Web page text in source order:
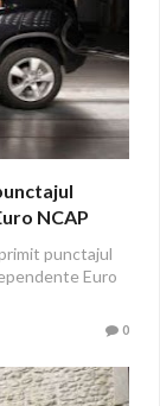
NCAP
punctajul
Euro
0